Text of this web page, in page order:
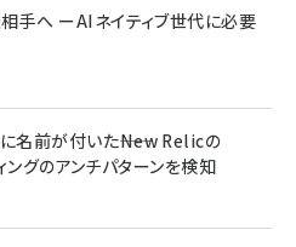
手へ ーAIネイティブ世代に必要
名前が付いた――New Relicの
グのアンチパターンを検知